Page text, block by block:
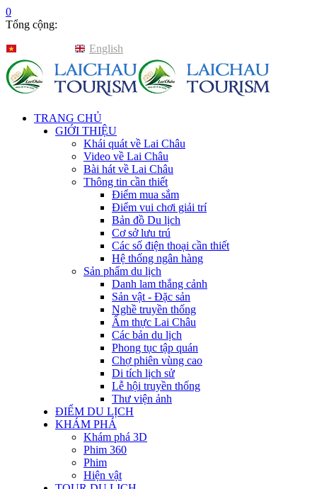
0
Tổng cộng:
English
TRANG CHỦ
GIỚI THIỆU
Khái quát về Lai Châu
Video về Lai Châu
Bài hát về Lai Châu
Thông tin cần thiết
Điểm mua sắm
Điểm vui chơi giải trí
Bản đồ Du lịch
Cơ sở lưu trú
Các số điện thoại cần thiết
Hệ thống ngân hàng
Sản phẩm du lịch
Danh lam thắng cảnh
Sản vật - Đặc sản
Nghề truyền thống
Ẩm thực Lai Châu
Các bản du lịch
Phong tục tập quán
Chợ phiên vùng cao
Di tích lịch sử
Lễ hội truyền thống
Thư viện ảnh
ĐIỂM DU LỊCH
KHÁM PHÁ
Khám phá 3D
Phim 360
Phim
Hiện vật